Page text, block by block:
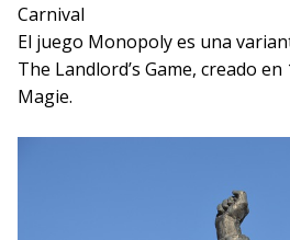
Carnival
El juego Monopoly es una
The Landlord’s Game, creado
Magie.